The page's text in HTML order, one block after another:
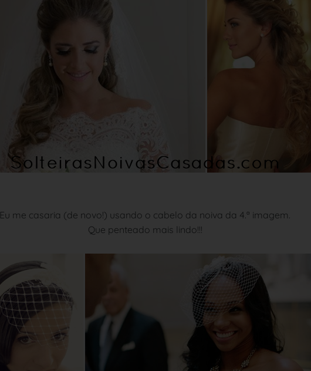
Eu me casaria (de novo!) usando o cabelo da noiva da 4.ª imagem.
Que penteado mais lindo!!!